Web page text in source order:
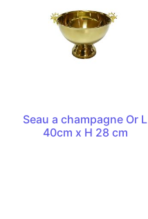
Seau a champagne Or L
40cm x H 28 cm